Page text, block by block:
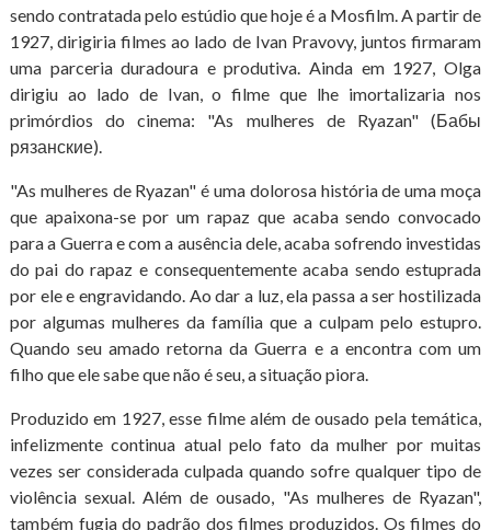
sendo contratada pelo estúdio que hoje é a Mosfilm. A partir de
1927, dirigiria filmes ao lado de Ivan Pravovy, juntos firmaram
uma parceria duradoura e produtiva. Ainda em 1927, Olga
dirigiu ao lado de Ivan, o filme que lhe imortalizaria nos
primórdios do cinema: "As mulheres de Ryazan" (Бабы
рязанские).
"As mulheres de Ryazan" é uma dolorosa história de uma moça
que apaixona-se por um rapaz que acaba sendo convocado
para a Guerra e com a ausência dele, acaba sofrendo investidas
do pai do rapaz e consequentemente acaba sendo estuprada
por ele e engravidando. Ao dar a luz, ela passa a ser hostilizada
por algumas mulheres da família que a culpam pelo estupro.
Quando seu amado retorna da Guerra e a encontra com um
filho que ele sabe que não é seu, a situação piora.
Produzido em 1927, esse filme além de ousado pela temática,
infelizmente continua atual pelo fato da mulher por muitas
vezes ser considerada culpada quando sofre qualquer tipo de
violência sexual. Além de ousado, "As mulheres de Ryazan",
também fugia do padrão dos filmes produzidos. Os filmes do